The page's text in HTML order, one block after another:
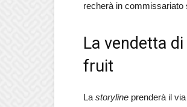
recherà in commissariato
La vendetta
fruit
La storyline prenderà il